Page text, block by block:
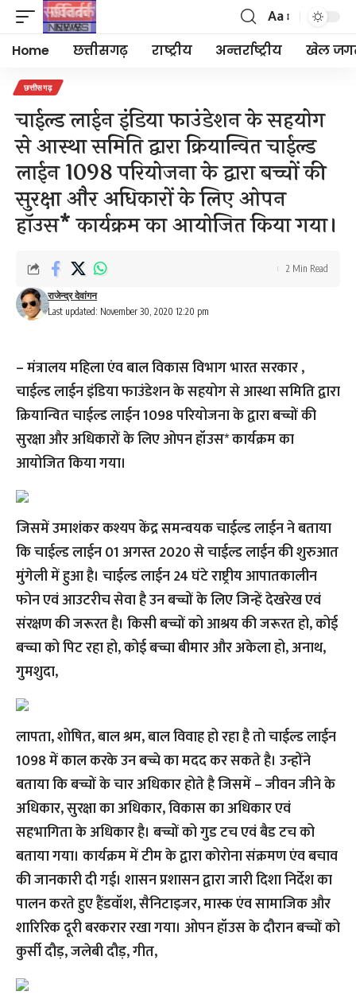
Font
Resizer
Aa
Home छत्तीसगढ़ राष्ट्रीय अन्तर्राष्ट्रीय खेल
छत्तीसगढ़
चाईल्ड लाईन इंडिया फाउंडेशन के सहयोग
से आस्था समिति द्वारा क्रियान्वित चाईल्ड
लाईन 1098 परियोजना के द्वारा बच्चों की
सुरक्षा और अधिकारों के लिए ओपन
हॉउस* कार्यक्रम का आयोजित किया गया।
Last updated: November 30, 2020 12:20 pm
राजेन्द्र देवांगन
2 Min Read
– मंत्रालय महिला एंव बाल विकास विभाग भारत सरकार ,
चाईल्ड लाईन इंडिया फाउंडेशन के सहयोग से आस्था समिति द्वारा
क्रियान्वित चाईल्ड लाईन 1098 परियोजना के द्वारा बच्चों की
सुरक्षा और अधिकारों के लिए ओपन हॉउस* कार्यक्रम का
आयोजित किया गया।
जिसमें उमाशंकर कश्यप केंद्र समन्वयक चाईल्ड लाईन ने बताया
कि चाईल्ड लाईन 01 अगस्त 2020 से चाईल्ड लाईन की शुरुआत
मुंगेली में हुआ है। चाईल्ड लाईन 24 घंटे राष्ट्रीय आपातकालीन
फोन एवं आउटरीच सेवा है उन बच्चों के लिए जिन्हें देखरेख एवं
संरक्षण की जरूरत है। किसी बच्चों को आश्रय की जरूरत हो, कोई
बच्चा को पिट रहा हो, कोई बच्चा बीमार और अकेला हो, अनाथ,
गुमशुदा,
लापता, शोषित, बाल श्रम, बाल विवाह हो रहा है तो चाईल्ड लाईन
1098 में काल करके उन बच्चे का मदद कर सकते है। उन्होंने
बताया कि बच्चों के चार अधिकार होते है जिसमें – जीवन जीने के
अधिकार, सुरक्षा का अधिकार, विकास का अधिकार एवं
सहभागिता के अधिकार है। बच्चों को गुड टच एवं बैड टच को
बताया गया। कार्यक्रम में टीम के द्वारा कोरोना संक्रमण एंव बचाव
की जानकारी दी गई। शासन प्रशासन द्वारा जारी दिशा निर्देश का
पालन करते हुए हैंडवॉश, सैनिटाइजर, मास्क एंव सामाजिक और
शारिरिक दूरी बरकरार रखा गया। ओपन हॉउस के दौरान बच्चों को
कुर्सी दौड़, जलेबी दौड़, गीत,